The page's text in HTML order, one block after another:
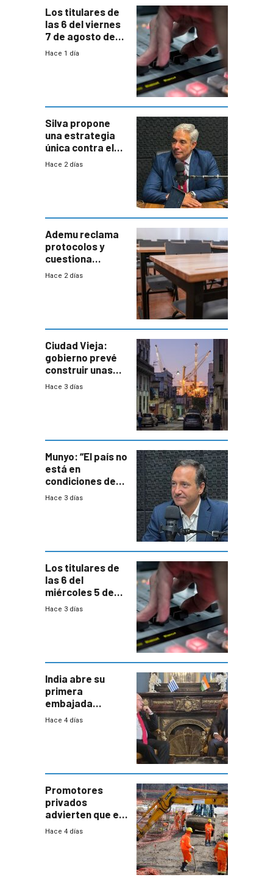
Los titulares de
las 6 del viernes
7 de agosto de
2026
Hace 1 día
Silva propone
una estrategia
única contra el
narcotráfico y
Hace 2 días
Ademu reclama
protocolos y
cuestiona
demora de
Hace 2 días
Ciudad Vieja:
gobierno prevé
construir unas
mil viviendas en
Hace 3 días
Munyo: “El país no
está en
condiciones de
enfrentar una
Hace 3 días
Los titulares de
las 6 del
miércoles 5 de
agosto de 2026
Hace 3 días
India abre su
primera
embajada
residente en
enorme
potencial
Hace 4 días
Promotores
privados
advierten que el
nuevo convenio
Hace 4 días